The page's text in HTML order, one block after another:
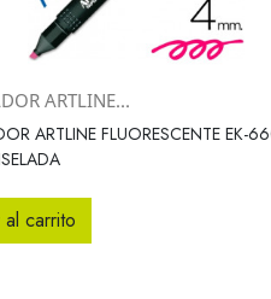
 Vista rápida
ARTLINE...
ARTLINE FLUORESCENTE EK-
carrito